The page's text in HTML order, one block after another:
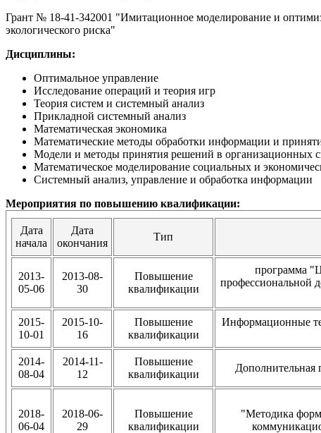
Грант № 18-41-342001 "Имитационное моделирование и
экологического риска"
Дисциплины:
Оптимальное управление
Исследование операций и теория игр
Теория систем и системный анализ
Прикладной системный анализ
Математическая экономика
Математические методы обработки информации и
Модели и методы принятия решений в организационных
Математическое моделирование социальных и
Системный анализ, управление и обработка информации
Мероприятия по повышению квалификации:
Дата
начала
Дата
окончания
Тип
2013-
05-06
2013-08-
30
Повышение
квалификации
программа
профессиональной
2015-
10-01
2015-10-
16
Повышение
квалификации
Информационные
2014-
08-04
2014-11-
12
Повышение
квалификации
Дополнительная
2018-
06-04
2018-06-
29
Повышение
квалификации
"Методика